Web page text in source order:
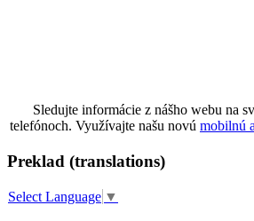
Sledujte informácie z nášho webu na
telefónoch. Využívajte našu novú mobilnú
Preklad (translations)
Select Language ▼